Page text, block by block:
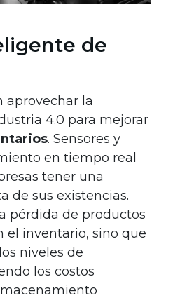
de
aprovechar la
4.0 para mejorar
. Sensores y
en tiempo real
tener una
de sus existencias.
pérdida de productos
el inventario, sino que
niveles de
los costos